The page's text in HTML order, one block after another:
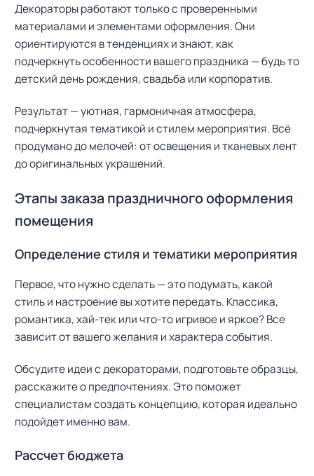
Декораторы работают только с проверенными
материалами и элементами оформления. Они
ориентируются в тенденциях и знают, как
подчеркнуть особенности вашего праздника — будь то
детский день рождения, свадьба или корпоратив.
Результат — уютная, гармоничная атмосфера,
подчеркнутая тематикой и стилем мероприятия. Всё
продумано до мелочей: от освещения и тканевых лент
до оригинальных украшений.
Этапы заказа праздничного оформления
помещения
Определение стиля и тематики мероприятия
Первое, что нужно сделать — это подумать, какой
стиль и настроение вы хотите передать. Классика,
романтика, хай-тек или что-то игривое и яркое? Все
зависит от вашего желания и характера события.
Обсудите идеи с декораторами, подготовьте образцы,
расскажите о предпочтениях. Это поможет
специалистам создать концепцию, которая идеально
подойдет именно вам.
Рассчет бюджета